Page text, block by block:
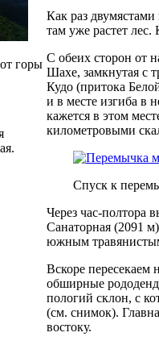
горы
Как раз
там уже растет
С обеих сторон от
Шахе, замкнутая с
Кудо (притока
и в месте изгиба в
кажется в этом
километровыми
Спуск к
Через час-полтора
Санаторная (2091
южным
Вскоре пересекаем
обширные
пологий склон, с
(см. снимок).
востоку.